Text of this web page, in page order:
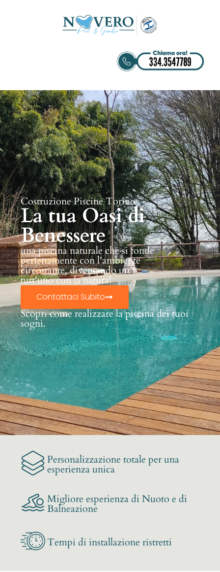
Costruzione Piscine Torino
La tua Oasi di
Benessere
una piscina naturale che si fonde
perfettamente con l'ambiente
circostante, diventando un
tutt'uno con la natura!
Contattaci Subito
Scopri come realizzare la piscina dei tuoi
sogni.
Personalizzazione totale per una
esperienza unica
Migliore esperienza di Nuoto e di
Balneazione
Tempi di installazione ristretti